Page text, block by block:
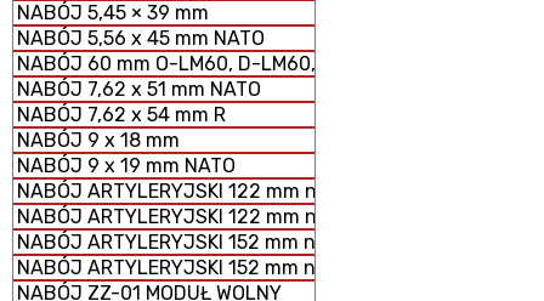
NABÓJ 5,45 × 39 mm
NABÓJ 5,56 x 45 mm NATO
NABÓJ 60 mm O-LM60, D-LM60, S-LM60 MOŹDZIERZOWY
NABÓJ 7,62 x 51 mm NATO
NABÓJ 7,62 x 54 mm R
NABÓJ 9 x 18 mm
NABÓJ 9 x 19 mm NATO
NABÓJ ARTYLERYJSKI 122 mm nabój HE z ładunkiem
NABÓJ ARTYLERYJSKI 122 mm nabój HE z ładunkiem
NABÓJ ARTYLERYJSKI 152 mm nabój HE z ładunkiem
NABÓJ ARTYLERYJSKI 152 mm nabój HE z ładunkiem
NABÓJ ZZ-01 MODUŁ WOLNY